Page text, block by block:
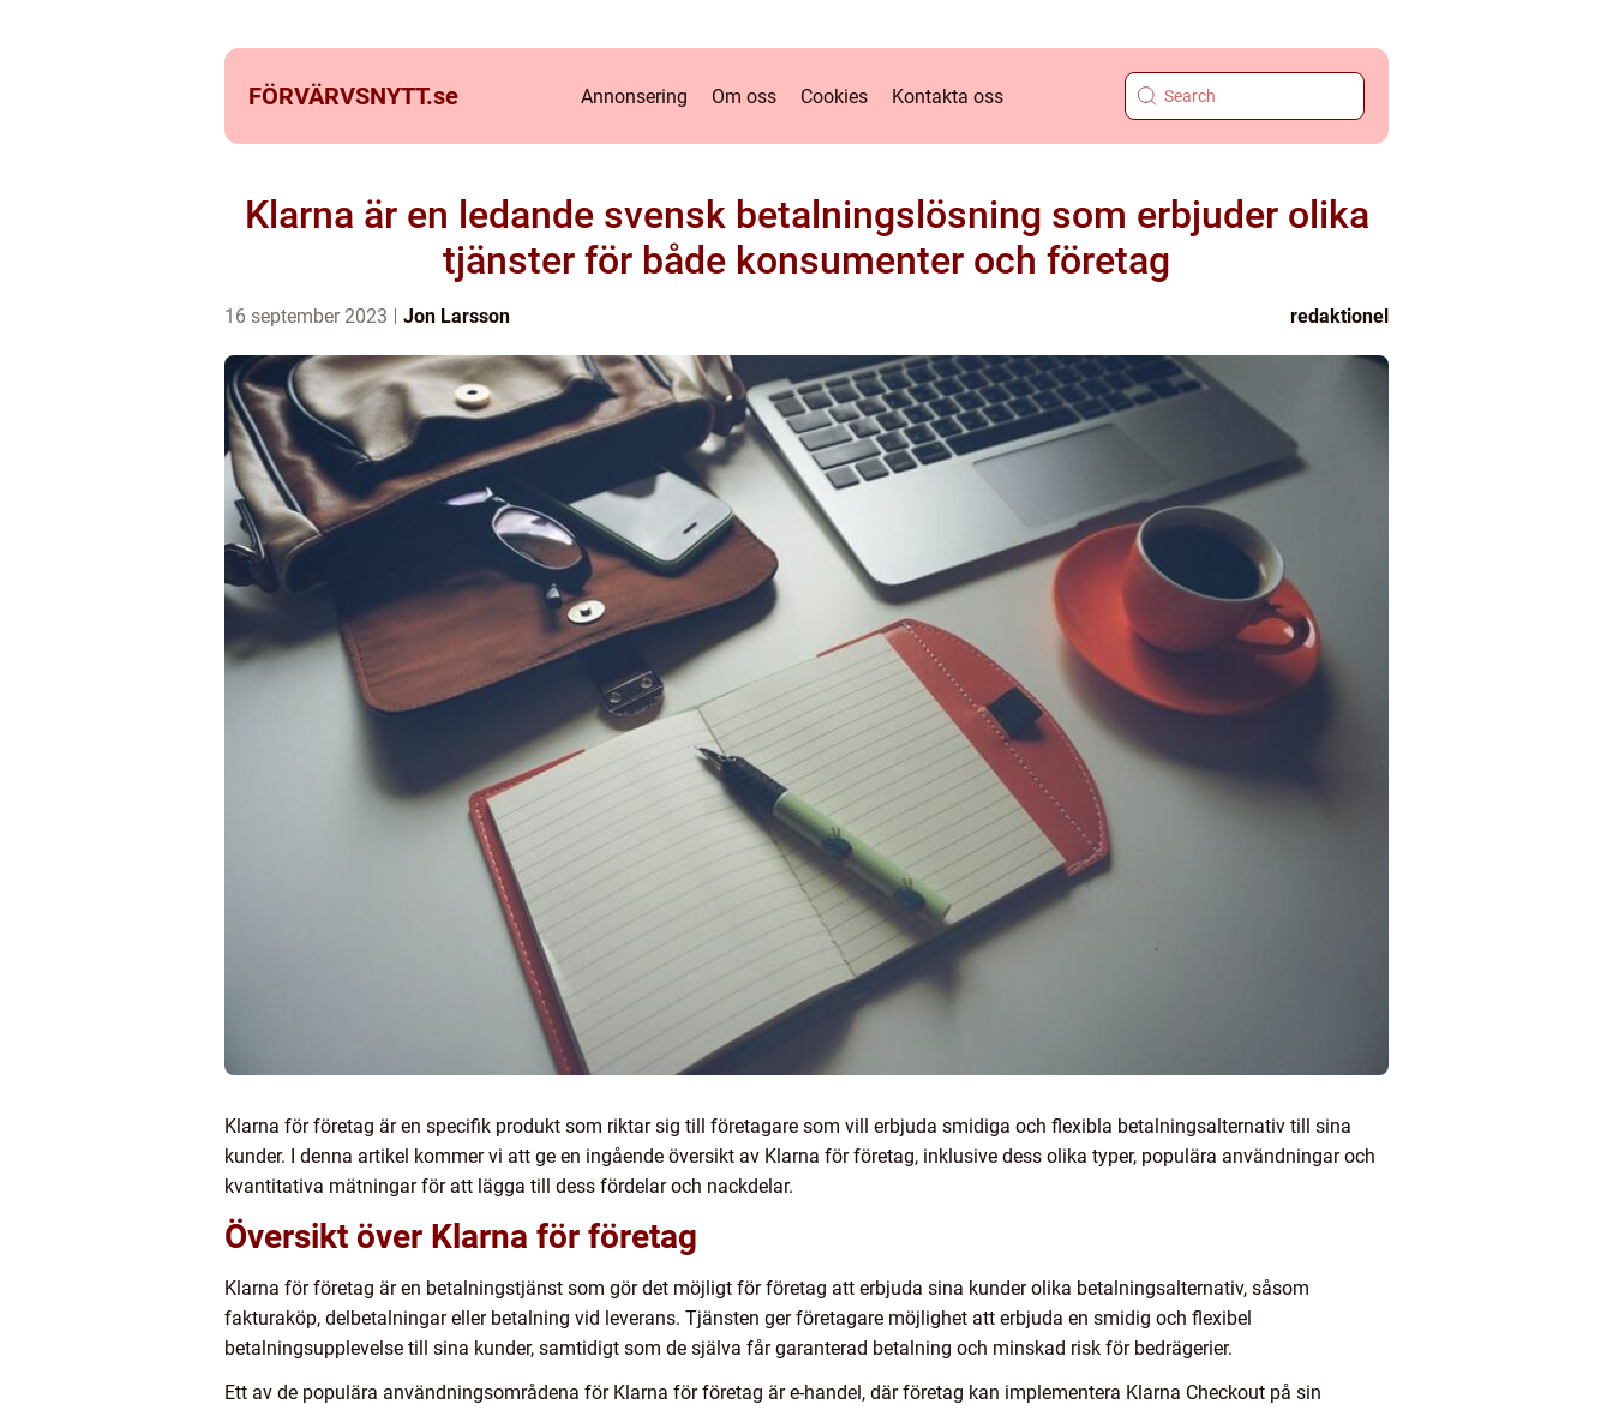
FÖRVÄRVSNYTT.se Annonsering Om oss Cookies Kontakta oss
Klarna är en ledande svensk betalningslösning som erbjuder olika
tjänster för både konsumenter och företag
16 september 2023 Jon Larsson redaktionel
Klarna för företag är en specifik produkt som riktar sig till företagare som vill erbjuda smidiga och flexibla betalningsalternativ till sina
kunder. I denna artikel kommer vi att ge en ingående översikt av Klarna för företag, inklusive dess olika typer, populära användningar och
kvantitativa mätningar för att lägga till dess fördelar och nackdelar.
Översikt över Klarna för företag
Klarna för företag är en betalningstjänst som gör det möjligt för företag att erbjuda sina kunder olika betalningsalternativ, såsom
fakturaköp, delbetalningar eller betalning vid leverans. Tjänsten ger företagare möjlighet att erbjuda en smidig och flexibel
betalningsupplevelse till sina kunder, samtidigt som de själva får garanterad betalning och minskad risk för bedrägerier.
Ett av de populära användningsområdena för Klarna för företag är e-handel, där företag kan implementera Klarna Checkout på sin